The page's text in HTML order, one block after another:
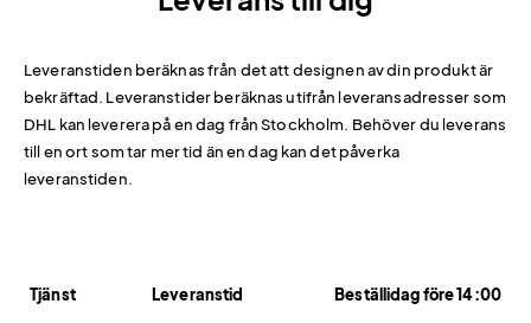
Leveranstiden beräknas från det att designen av din produkt är
bekräftad. Leveranstider beräknas utifrån leveransadresser som
DHL kan leverera på en dag från Stockholm. Behöver du leverans
till en ort som tar mer tid än en dag kan det påverka
leveranstiden.
Tjänst Leveranstid Beställidag före 14:00